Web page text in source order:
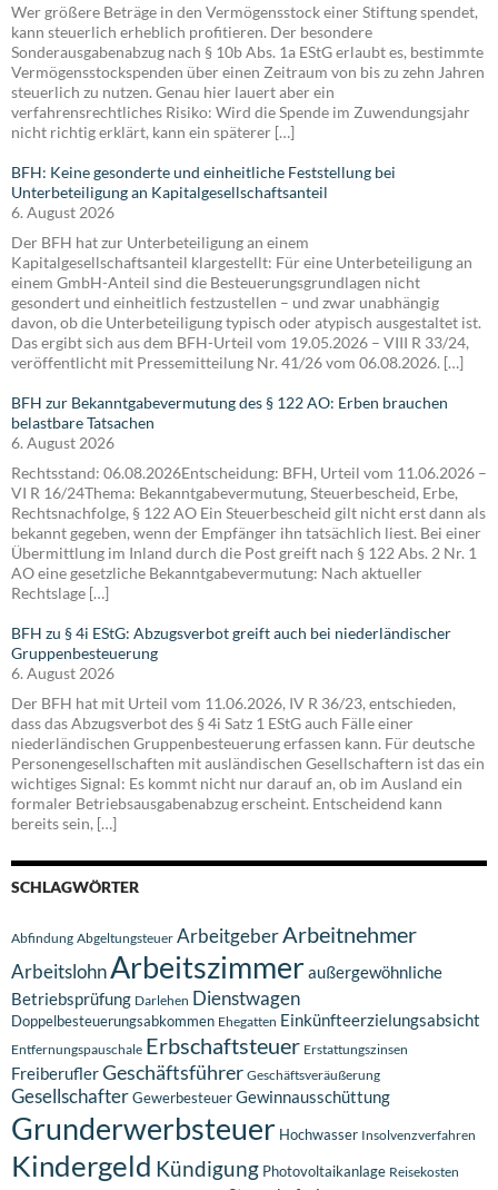
Wer größere Beträge in den Vermögensstock einer Stiftung spendet,
kann steuerlich erheblich profitieren. Der besondere
Sonderausgabenabzug nach § 10b Abs. 1a EStG erlaubt es, bestimmte
Vermögensstockspenden über einen Zeitraum von bis zu zehn Jahren
steuerlich zu nutzen. Genau hier lauert aber ein
verfahrensrechtliches Risiko: Wird die Spende im Zuwendungsjahr
nicht richtig erklärt, kann ein späterer […]
BFH: Keine gesonderte und einheitliche Feststellung bei
Unterbeteiligung an Kapitalgesellschaftsanteil
6. August 2026
Der BFH hat zur Unterbeteiligung an einem
Kapitalgesellschaftsanteil klargestellt: Für eine Unterbeteiligung an
einem GmbH-Anteil sind die Besteuerungsgrundlagen nicht
gesondert und einheitlich festzustellen – und zwar unabhängig
davon, ob die Unterbeteiligung typisch oder atypisch ausgestaltet ist.
Das ergibt sich aus dem BFH-Urteil vom 19.05.2026 – VIII R 33/24,
veröffentlicht mit Pressemitteilung Nr. 41/26 vom 06.08.2026. […]
BFH zur Bekanntgabevermutung des § 122 AO: Erben brauchen
belastbare Tatsachen
6. August 2026
Rechtsstand: 06.08.2026Entscheidung: BFH, Urteil vom 11.06.2026 –
VI R 16/24Thema: Bekanntgabevermutung, Steuerbescheid, Erbe,
Rechtsnachfolge, § 122 AO Ein Steuerbescheid gilt nicht erst dann als
bekannt gegeben, wenn der Empfänger ihn tatsächlich liest. Bei einer
Übermittlung im Inland durch die Post greift nach § 122 Abs. 2 Nr. 1
AO eine gesetzliche Bekanntgabevermutung: Nach aktueller
Rechtslage […]
BFH zu § 4i EStG: Abzugsverbot greift auch bei niederländischer
Gruppenbesteuerung
6. August 2026
Der BFH hat mit Urteil vom 11.06.2026, IV R 36/23, entschieden,
dass das Abzugsverbot des § 4i Satz 1 EStG auch Fälle einer
niederländischen Gruppenbesteuerung erfassen kann. Für deutsche
Personengesellschaften mit ausländischen Gesellschaftern ist das ein
wichtiges Signal: Es kommt nicht nur darauf an, ob im Ausland ein
formaler Betriebsausgabenabzug erscheint. Entscheidend kann
bereits sein, […]
SCHLAGWÖRTER
Abfindung Abgeltungsteuer ArbeitgeberArbeitnehmer
ArbeitslohnArbeitszimmeraußergewöhnliche
Betriebsprüfung Darlehen Dienstwagen
Doppelbesteuerungsabkommen Ehegatten Einkünfteerzielungsabsicht
Entfernungspauschale Erbschaftsteuer Erstattungszinsen
FreiberuflerGeschäftsführer Geschäftsveräußerung
GesellschafterGewerbesteuerGewinnausschüttung
Grunderwerbsteuer Hochwasser Insolvenzverfahren
Kindergeld Kündigung Photovoltaikanlage Reisekosten